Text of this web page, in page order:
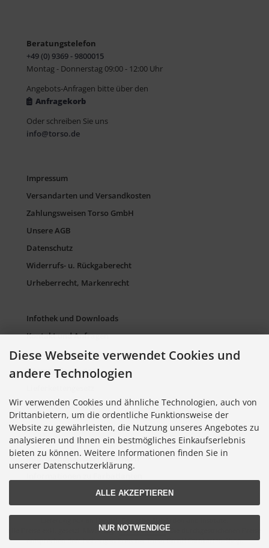
Beratungstelefon
+49 (0) 9369 - 9800015
Montag - Donnerstag 09:00 - 12:00 Uhr
Angebots-Anfragen bitte über den
Anfragekorb
Oder schreiben Sie uns
info@torso.de
Impressum
Versandarten und Versandkosten
Zahlungsweisen Torso GmbH
Unsere AGB
Datenschutz
Widerrufs- u. Rückgaberecht
Urheberrecht, Markenrecht
Infothek und Downloads
Kontakt und Anfragen
Verpackung und Entsorgung
Sitemap Torso.de
Cookie Einstellungen
Informationen zu Farbkarten
Informationen zu Farbfächern
Alle Preise exkl. gesetzl. MwSt. zzgl.Versandkosten. Die durchgestrichenen Preise
entsprechen dem bisherigen Preis bei Torso GmbH Farbkarten-Shop.
Diese Webseite verwendet Cookies und
andere Technologien
Wir verwenden Cookies und ähnliche Technologien, auch von
Drittanbietern, um die ordentliche Funktionsweise der
Website zu gewährleisten, die Nutzung unseres Angebotes zu
analysieren und Ihnen ein bestmögliches Einkaufserlebnis
bieten zu können. Weitere Informationen finden Sie in
unserer Datenschutzerklärung.
ALLE AKZEPTIEREN
NUR NOTWENDIGE